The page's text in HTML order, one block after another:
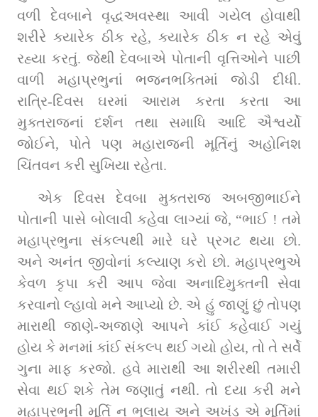
વળી દેવબાને વૃદ્ધઅવસ્થા આવી ગયેલ હોવાથી
શરીરે ક્યારેક ઠીક રહે, ક્યારેક ઠીક ન રહે એવું
રહ્યા કરતું. જેથી દેવબાએ પોતાની વૃત્તિઓને પાછી
વાળી મહાપ્રભુનાં ભજનભક્તિમાં જોડી દીધી.
રાત્રિ-દિવસ ઘરમાં આરામ કરતા કરતા આ
મુક્તરાજનાં દર્શન તથા સમાધિ આદિ ઐશ્વર્યો
જોઈને, પોતે પણ મહારાજની મૂર્તિનું અહોનિશ
ચિંતવન કરી સુખિયા રહેતા.
એક દિવસ દેવબા મુક્તરાજ અબજીભાઈને
પોતાની પાસે બોલાવી કહેવા લાગ્યાં જે, “ભાઈ ! તમે
મહાપ્રભુના સંકલ્પથી મારે ઘરે પ્રગટ થયા છો.
અને અનંત જીવોનાં કલ્યાણ કરો છો. મહાપ્રભુએ
કેવળ કૃપા કરી આપ જેવા અનાદિમુક્તની સેવા
કરવાનો લ્હાવો મને આપ્યો છે. એ હું જાણું છું તોપણ
મારાથી જાણે-અજાણે આપને કાંઈ કહેવાઈ ગયું
હોય કે મનમાં કાંઈ સંકલ્પ થઈ ગયો હોય, તો તે સર્વે
ગુના માફ કરજો. હવે મારાથી આ શરીરથી તમારી
સેવા થઈ શકે તેમ જણાતું નથી. તો દયા કરી મને
મહાપ્રભુની મૂર્તિ ન ભુલાય અને અખંડ એ મૂર્તિમાં